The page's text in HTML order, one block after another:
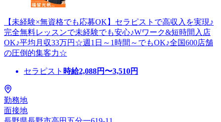
【未経験×無資格でも応募OK】セラピストで高収入を実現♪
完全無料レッスンで未経験でも安心♪Wワーク&短時間入店
OK♪平均月収33万円☆週1日～1時間～でもOK♪全国600店舗
の圧倒的集客力☆
セラピスト 時給2,088円〜3,510円
勤務地
面接地